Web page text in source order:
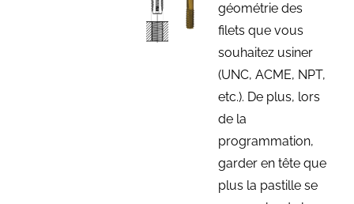
géométrie des
filets que vous
souhaitez usiner
(UNC, ACME, NPT,
etc.). De plus, lors
de la
programmation,
garder en tête que
plus la pastille se